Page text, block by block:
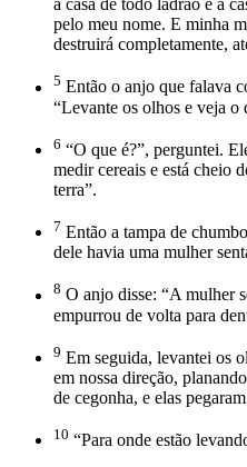
à casa de todo ladrão e à
pelo meu nome. E minha
destruirá completamente,
5 Então o anjo que falava
“Levante os olhos e veja o
6 “O que é?”, perguntei.
medir ­cereais e está cheio
terra”.
7 Então a tampa de
dele havia uma mulher
8 O anjo disse: “A mulher
empurrou de volta para
9 Em seguida, levantei os
em nossa direção,
de cegonha, e elas
10 “Para onde estão